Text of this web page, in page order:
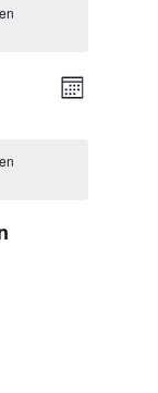
Monat